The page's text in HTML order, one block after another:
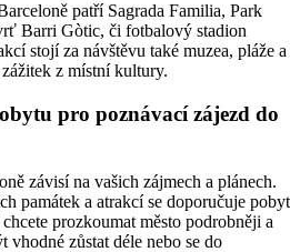
patří Sagrada Familia, Park
Barri Gòtic, či fotbalový stadion
stojí za návštěvu také muzea, pláže a
z místní kultury.
pro poznávací zájezd do
závisí na vašich zájmech a plánech.
památek a atrakcí se doporučuje pobyt
prozkoumat město podrobněji a
zůstat déle nebo se do